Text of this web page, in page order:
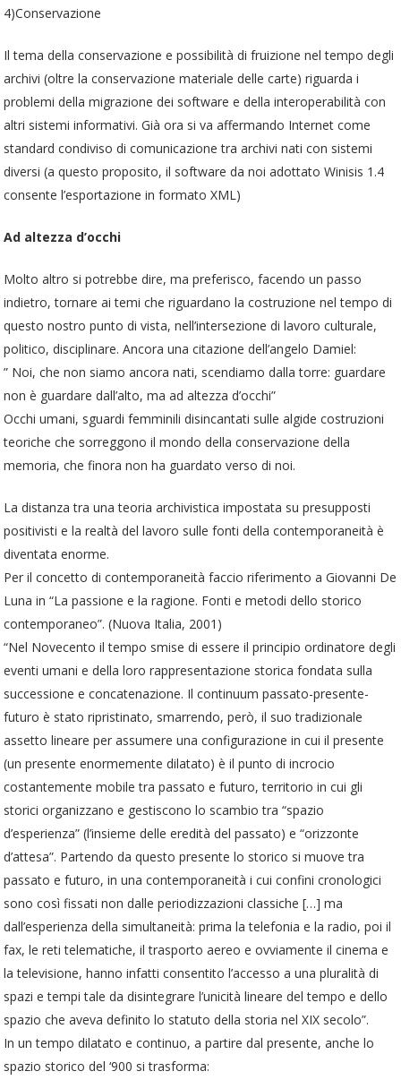
4)Conservazione
Il tema della conservazione e possibilità di fruizione nel tempo degli
archivi (oltre la conservazione materiale delle carte) riguarda i
problemi della migrazione dei software e della interoperabilità con
altri sistemi informativi. Già ora si va affermando Internet come
standard condiviso di comunicazione tra archivi nati con sistemi
diversi (a questo proposito, il software da noi adottato Winisis 1.4
consente l’esportazione in formato XML)
Ad altezza d’occhi
Molto altro si potrebbe dire, ma preferisco, facendo un passo
indietro, tornare ai temi che riguardano la costruzione nel tempo di
questo nostro punto di vista, nell’intersezione di lavoro culturale,
politico, disciplinare. Ancora una citazione dell’angelo Damiel:
” Noi, che non siamo ancora nati, scendiamo dalla torre: guardare
non è guardare dall’alto, ma ad altezza d’occhi”
Occhi umani, sguardi femminili disincantati sulle algide costruzioni
teoriche che sorreggono il mondo della conservazione della
memoria, che finora non ha guardato verso di noi.
La distanza tra una teoria archivistica impostata su presupposti
positivisti e la realtà del lavoro sulle fonti della contemporaneità è
diventata enorme.
Per il concetto di contemporaneità faccio riferimento a Giovanni De
Luna in “La passione e la ragione. Fonti e metodi dello storico
contemporaneo”. (Nuova Italia, 2001)
“Nel Novecento il tempo smise di essere il principio ordinatore degli
eventi umani e della loro rappresentazione storica fondata sulla
successione e concatenazione. Il continuum passato-presente-
futuro è stato ripristinato, smarrendo, però, il suo tradizionale
assetto lineare per assumere una configurazione in cui il presente
(un presente enormemente dilatato) è il punto di incrocio
costantemente mobile tra passato e futuro, territorio in cui gli
storici organizzano e gestiscono lo scambio tra “spazio
d’esperienza” (l’insieme delle eredità del passato) e “orizzonte
d’attesa”. Partendo da questo presente lo storico si muove tra
passato e futuro, in una contemporaneità i cui confini cronologici
sono così fissati non dalle periodizzazioni classiche […] ma
dall’esperienza della simultaneità: prima la telefonia e la radio, poi il
fax, le reti telematiche, il trasporto aereo e ovviamente il cinema e
la televisione, hanno infatti consentito l’accesso a una pluralità di
spazi e tempi tale da disintegrare l’unicità lineare del tempo e dello
spazio che aveva definito lo statuto della storia nel XIX secolo”.
In un tempo dilatato e continuo, a partire dal presente, anche lo
spazio storico del ‘900 si trasforma: